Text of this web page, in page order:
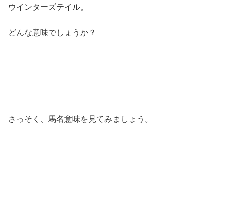
ウインターズテイル。
どんな意味でしょうか？
さっそく、馬名意味を見てみましょう。